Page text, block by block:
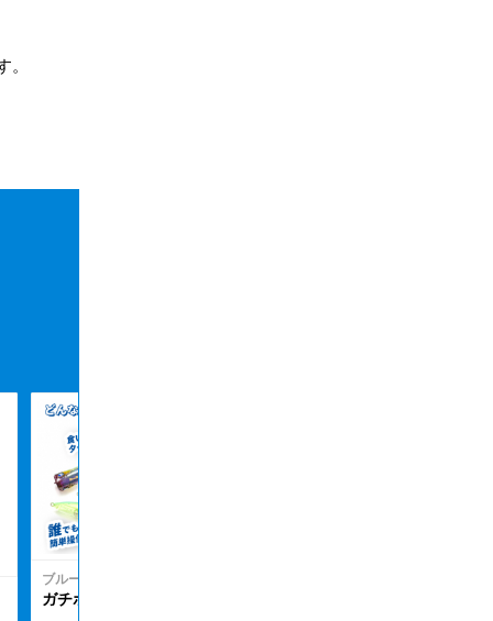
ブルーブルー
ガチポップ60